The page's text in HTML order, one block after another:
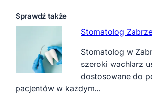
Sprawdź także
Stomatolog Zabrze
Stomatolog w
szeroki wachlarz
dostosowane do
pacjentów w każdym…